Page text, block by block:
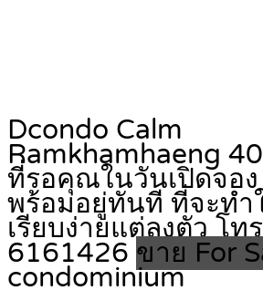
Dcondo Calm
Ramkhamhaeng
ที่รอคุณในวันเปิดจอ
พร้อมอยู่ทันที ที่จะทำ
เรียบง่ายแต่ลงตัว โท
6161426 ขาย For
condominium